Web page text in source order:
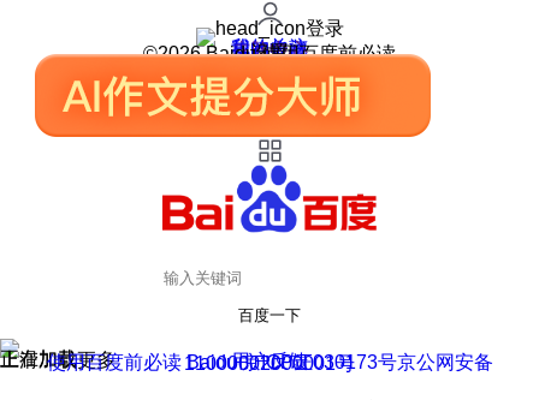
登录
我的关注
我的收藏
皮肤中心
用户反馈
设置
©2026 Baidu 使用百度前必读
百度一下
正在加载
上滑加载更多 用户反馈
使用百度前必读 Baidu 京ICP证030173号
京公网安备11000002000001号